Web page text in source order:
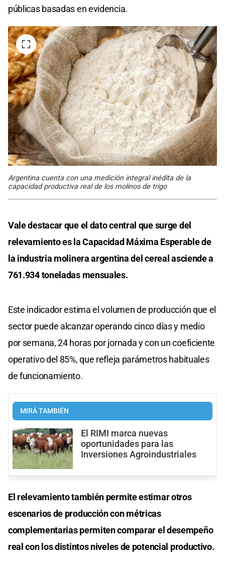
públicas basadas en evidencia.
Argentina cuenta con una medición integral inédita de la
capacidad productiva real de los molinos de trigo
Vale destacar que el dato central que surge del
relevamiento es la Capacidad Máxima Esperable de
la industria molinera argentina del cereal asciende a
761.934 toneladas mensuales.
Este indicador estima el volumen de producción que el
sector puede alcanzar operando cinco días y medio
por semana, 24 horas por jornada y con un coeficiente
operativo del 85%, que refleja parámetros habituales
de funcionamiento.
MIRÁ TAMBIÉN
El RIMI marca nuevas
oportunidades para las
Inversiones Agroindustriales
El relevamiento también permite estimar otros
escenarios de producción con métricas
complementarias permiten comparar el desempeño
real con los distintos niveles de potencial productivo.